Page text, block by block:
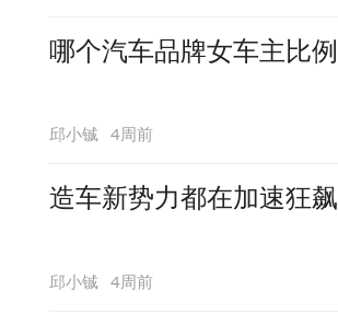
哪个汽车品牌女车主比
邱小铖 4周前
造车新势力都在加速狂
邱小铖 4周前